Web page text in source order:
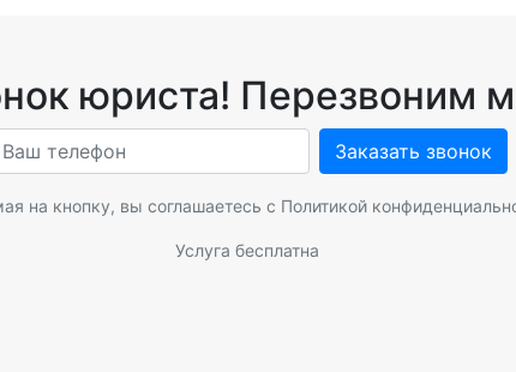
юриста! Перезвоним
Заказать звонок
на кнопку, вы соглашаетесь с Политикой
Услуга бесплатна